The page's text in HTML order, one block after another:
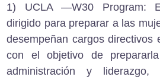
1) UCLA —W30 Program:
dirigido para preparar a las
desempeñan cargos directivos
con el objetivo de
administración y liderazgo,